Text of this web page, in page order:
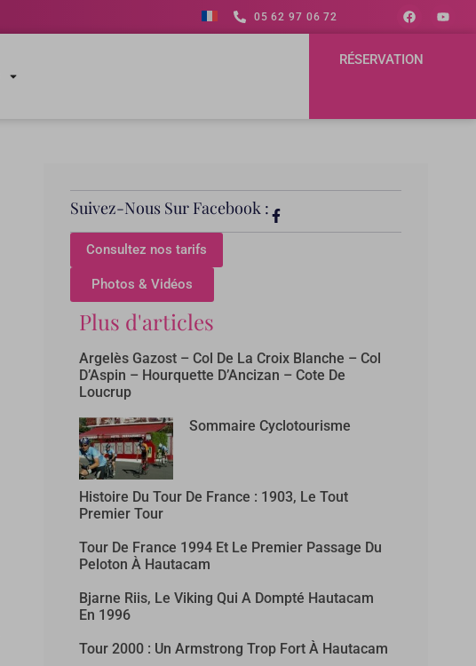
05 62 97 06 72
RÉSERVATION
Suivez-Nous Sur Facebook :
Consultez nos tarifs
Photos & Vidéos
Plus d'articles
Argelès Gazost – Col De La Croix Blanche – Col
D’Aspin – Hourquette D’Ancizan – Cote De
Loucrup
Sommaire Cyclotourisme
Histoire Du Tour De France : 1903, Le Tout
Premier Tour
Tour De France 1994 Et Le Premier Passage Du
Peloton À Hautacam
Bjarne Riis, Le Viking Qui A Dompté Hautacam
En 1996
Tour 2000 : Un Armstrong Trop Fort À Hautacam